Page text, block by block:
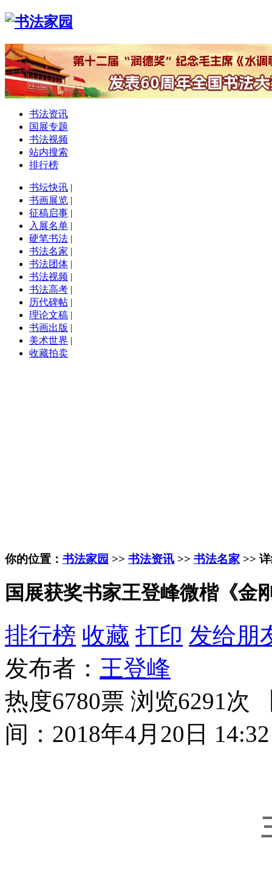
书法资讯
国展专题
书法视频
站内搜索
排行榜
书坛快讯 |
书画展览 |
征稿启事 |
入展名单 |
硬笔书法 |
书法名家 |
书法团体 |
书法视频 |
书法高考 |
历代碑帖 |
理论文稿 |
书画出版 |
美术世界 |
收藏拍卖
你的位置： 书法家园 >> 书法资讯 >> 书法名家 >>
国展获奖书家王登峰微楷《金
排行榜 收藏 打印 发给朋
发布者： 王登峰
热度6780票 浏览6291次
间：2018年4月20日 14:32